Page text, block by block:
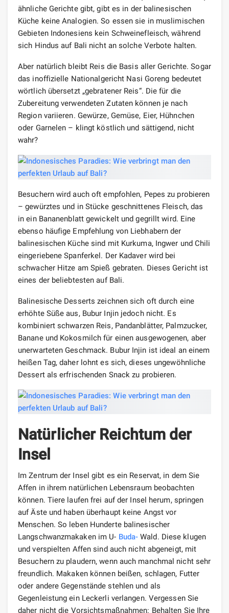
ähnliche Gerichte gibt, gibt es in der balinesischen
Küche keine Analogien. So essen sie in muslimischen
Gebieten Indonesiens kein Schweinefleisch, während
sich Hindus auf Bali nicht an solche Verbote halten.
Aber natürlich bleibt Reis die Basis aller Gerichte. Sogar
das inoffizielle Nationalgericht Nasi Goreng bedeutet
wörtlich übersetzt „gebratener Reis“. Die für die
Zubereitung verwendeten Zutaten können je nach
Region variieren. Gewürze, Gemüse, Eier, Hühnchen
oder Garnelen – klingt köstlich und sättigend, nicht
wahr?
Besuchern wird auch oft empfohlen, Pepes zu probieren
– gewürztes und in Stücke geschnittenes Fleisch, das
in ein Bananenblatt gewickelt und gegrillt wird. Eine
ebenso häufige Empfehlung von Liebhabern der
balinesischen Küche sind mit Kurkuma, Ingwer und Chili
eingeriebene Spanferkel. Der Kadaver wird bei
schwacher Hitze am Spieß gebraten. Dieses Gericht ist
eines der beliebtesten auf Bali.
Balinesische Desserts zeichnen sich oft durch eine
erhöhte Süße aus, Bubur Injin jedoch nicht. Es
kombiniert schwarzen Reis, Pandanblätter, Palmzucker,
Banane und Kokosmilch für einen ausgewogenen, aber
unerwarteten Geschmack. Bubur Injin ist ideal an einem
heißen Tag, daher lohnt es sich, dieses ungewöhnliche
Dessert als erfrischenden Snack zu probieren.
Natürlicher Reichtum der
Insel
Im Zentrum der Insel gibt es ein Reservat, in dem Sie
Affen in ihrem natürlichen Lebensraum beobachten
können. Tiere laufen frei auf der Insel herum, springen
auf Äste und haben überhaupt keine Angst vor
Menschen. So leben Hunderte balinesischer
Langschwanzmakaken im U- Buda- Wald. Diese klugen
und verspielten Affen sind auch nicht abgeneigt, mit
Besuchern zu plaudern, wenn auch manchmal nicht sehr
freundlich. Makaken können beißen, schlagen, Futter
oder andere Gegenstände stehlen und als
Gegenleistung ein Leckerli verlangen. Vergessen Sie
daher nicht die Vorsichtsmaßnahmen: Behalten Sie Ihre